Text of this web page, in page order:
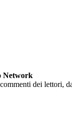
Network
dei lettori,